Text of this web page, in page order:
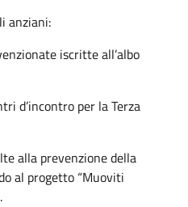
anziani:
iscritte all’albo
d’incontro per la Terza
alla prevenzione della
al progetto “Muoviti